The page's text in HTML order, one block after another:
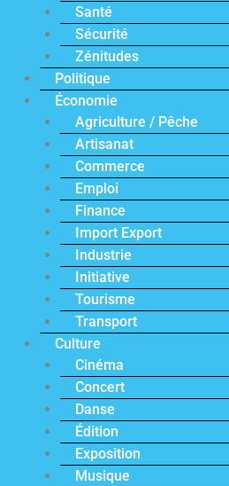
Santé
Sécurité
Zénitudes
Politique
Économie
Agriculture / Pêche
Artisanat
Commerce
Emploi
Finance
Import Export
Industrie
Initiative
Tourisme
Transport
Culture
Cinéma
Concert
Danse
Édition
Exposition
Musique